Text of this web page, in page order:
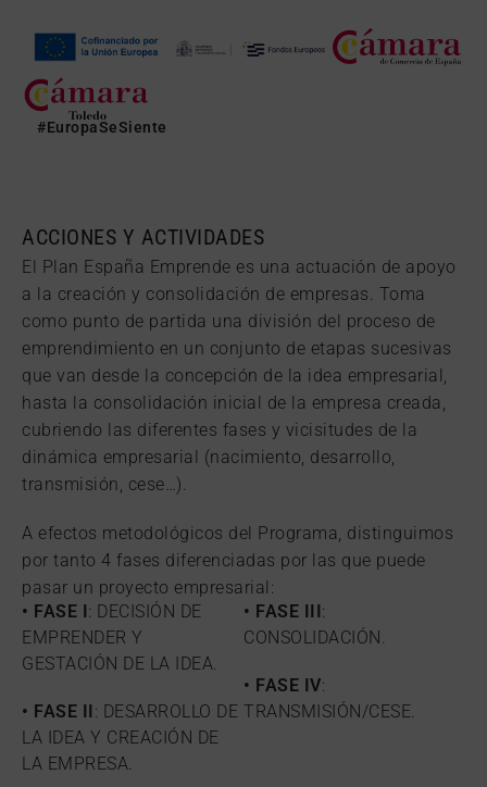
#EuropaSeSiente
ACCIONES Y ACTIVIDADES
El Plan España Emprende es una actuación de apoyo
a la creación y consolidación de empresas. Toma
como punto de partida una división del proceso de
emprendimiento en un conjunto de etapas sucesivas
que van desde la concepción de la idea empresarial,
hasta la consolidación inicial de la empresa creada,
cubriendo las diferentes fases y vicisitudes de la
dinámica empresarial (nacimiento, desarrollo,
transmisión, cese…).
A efectos metodológicos del Programa, distinguimos
por tanto 4 fases diferenciadas por las que puede
pasar un proyecto empresarial:
• FASE I : DECISIÓN DE
EMPRENDER Y
GESTACIÓN DE LA IDEA.
• FASE II : DESARROLLO DE
LA IDEA Y CREACIÓN DE
LA EMPRESA.
• FASE III :
CONSOLIDACIÓN.
• FASE IV:
TRANSMISIÓN/CESE.